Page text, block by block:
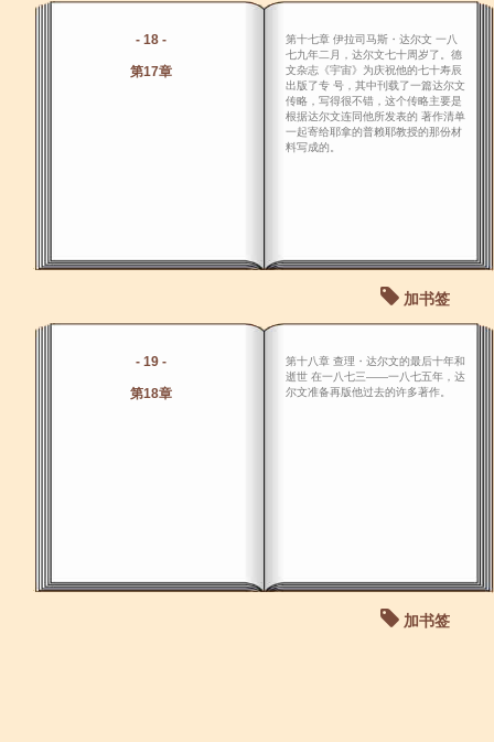
- 18 -
第17章
第十七章 伊拉司马斯・达尔文 一八
七九年二月，达尔文七十周岁了。德
文杂志《宇宙》为庆祝他的七十寿辰
出版了专 号，其中刊载了一篇达尔文
传略，写得很不错，这个传略主要是
根据达尔文连同他所发表的 著作清单
一起寄给耶拿的普赖耶教授的那份材
料写成的。
加书签
- 19 -
第18章
第十八章 查理・达尔文的最后十年和
逝世 在一八七三――一八七五年，达
尔文准备再版他过去的许多著作。
加书签